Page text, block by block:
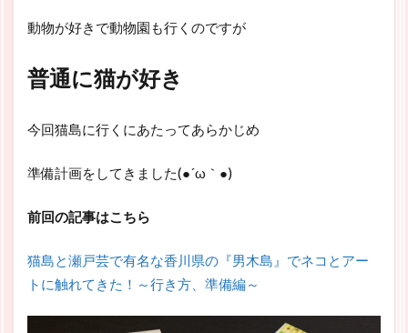
動物が好きで動物園も行くのですが
普通に猫が好き
今回猫島に行くにあたってあらかじめ
準備計画をしてきました(●´ω｀●)
前回の記事はこちら
猫島と瀬戸芸で有名な香川県の『男木島』でネコとアー
トに触れてきた！～行き方、準備編～